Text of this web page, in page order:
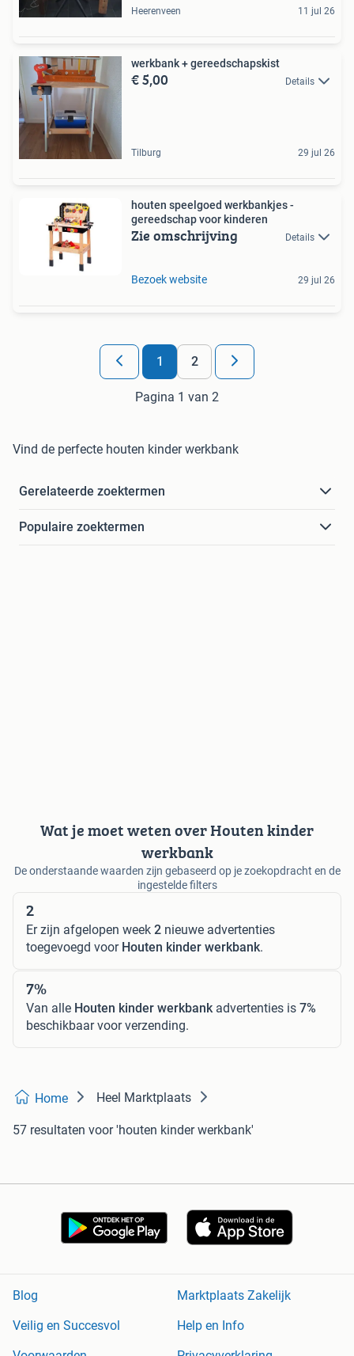
Heerenveen 11 jul 26
werkbank + gereedschapskist
€ 5,00 Details
Tilburg 29 jul 26
houten speelgoed werkbankjes -
gereedschap voor kinderen
Zie omschrijving Details
Bezoek website 29 jul 26
1 2
Pagina 1 van 2
Vind de perfecte houten kinder werkbank
Gerelateerde zoektermen
Populaire zoektermen
Wat je moet weten over Houten kinder
werkbank
De onderstaande waarden zijn gebaseerd op je zoekopdracht en de
ingestelde filters
2
Er zijn afgelopen week 2 nieuwe advertenties
toegevoegd voor Houten kinder werkbank.
7%
Van alle Houten kinder werkbankadvertenties is 7%
beschikbaar voor verzending.
Home Heel Marktplaats
57 resultaten voor 'houten kinder werkbank'
Blog
Marktplaats Zakelijk
Veilig en Succesvol
Help en Info